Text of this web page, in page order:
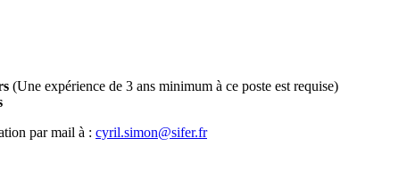
(Une expérience de 3 ans minimum à ce poste est requise)
par mail à : cyril.simon@sifer.fr